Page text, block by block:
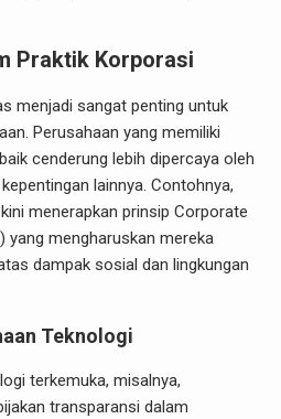
Praktik Korporasi
menjadi sangat penting untuk
Perusahaan yang memiliki
cenderung lebih dipercaya oleh
lainnya. Contohnya,
menerapkan prinsip Corporate
yang mengharuskan mereka
dampak sosial dan lingkungan
Teknologi
terkemuka, misalnya,
transparansi dalam